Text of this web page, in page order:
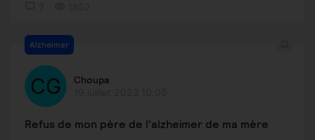
Alzheimer
Choupa
Refus de mon père de l'alzheimer de ma mère